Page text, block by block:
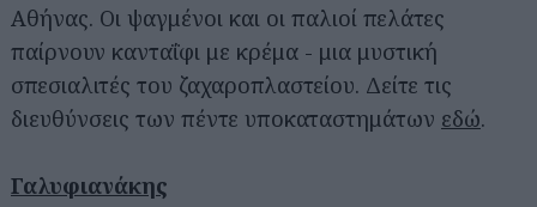
Αθήνας. Οι ψαγμένοι και οι παλιοί πελάτες
παίρνουν κανταΐφι με κρέμα - μια μυστική
σπεσιαλιτές του ζαχαροπλαστείου. Δείτε τις
διευθύνσεις των πέντε υποκαταστημάτων εδώ.
Γαλυφιανάκης